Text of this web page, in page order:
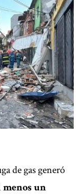
de gas generó
menos un